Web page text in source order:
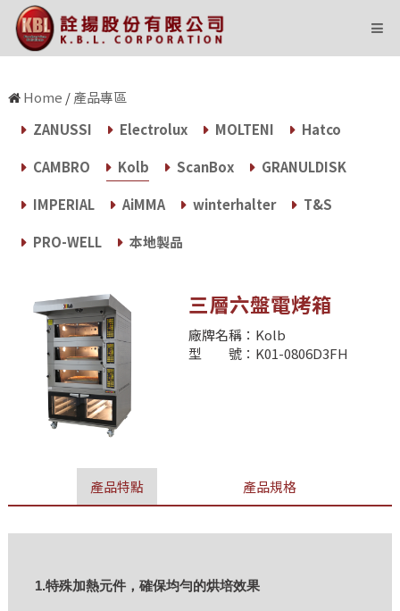
state='Y' and i=604 and ID=44
Home /產品專區
ZANUSSI
Electrolux MOLTENI
Hatco
CAMBRO
Kolb ScanBox
GRANULDISK
IMPERIAL
AiMMA winterhalter
T&S
PRO-WELL
本地製品
三層六盤電烤箱
廠牌名稱：Kolb
型 號：K01-0806D3FH
產品特點 產品規格
1.特殊加熱元件，確保均勻的烘培效果